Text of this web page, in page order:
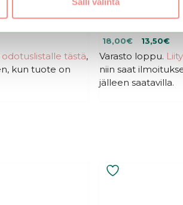
Fit Sun Serum
odotuslistalle tästä,
kun tuote on
SPF50 PA+++
4.68
5:stä
Alkuperäinen
hinta
18,00€.
18,00€Nykyinen
hinta
on:
18,00€.
13,50€
Varasto loppu.
niin saat
jälleen saatavilla.